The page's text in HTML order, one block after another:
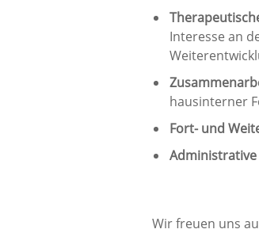
Interesse an
hausinterner
Fort- und
Wir freuen uns